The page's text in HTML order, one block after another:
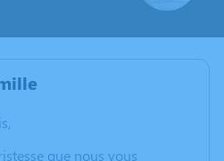
que nous vous